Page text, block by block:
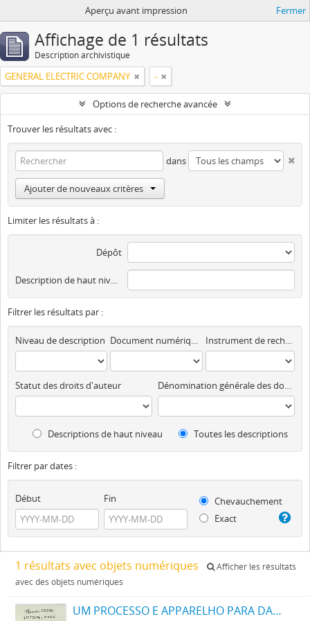
Aperçu avant impression Fermer
Affichage de 1 résultats
Description archivistique
GENERAL ELECTRIC COMPANY -
Options de recherche avancée
Trouver les résultats avec :
dans
Ajouter de nouveaux critères
Limiter les résultats à :
Dépôt
Description de haut niveau
Filtrer les résultats par :
Niveau de description Document numérique disponible Instrument de recherche
Statut des droits d'auteur Dénomination générale des documents
Descriptions de haut niveau Toutes les descriptions
Filtrer par dates :
Début Fin
Chevauchement
Exact
1 résultats avec objets numériques
Afficher les résultats
avec des objets numériques
UM PROCESSO E APPARELHO PARA DAR FORMA A FILAMENTOS PARA LAMPADAS ELECTRICAS DE INCANDESCENCIA